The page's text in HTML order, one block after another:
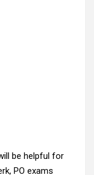
be helpful for
PO exams